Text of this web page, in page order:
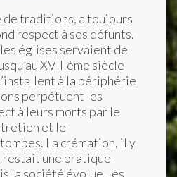
traditions, a toujours
respect à ses défunts.
églises servaient de
XVIIIème siècle
à la périphérie
perpétuent les
à leurs morts par le
et le
La crémation, il y
restait une pratique
la société évolue, les